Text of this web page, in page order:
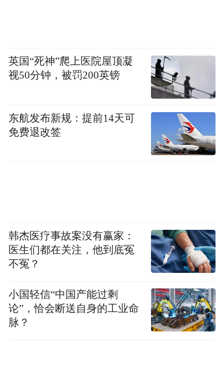
英国“死神”爬上医院屋顶凝
视50分钟，被罚200英镑
东航发布新规：提前14天可
免费退改签
韩杰医疗事故案没有赢家：
医生们都在关注，他到底冤
不冤？
小国轻信“中国产能过剩
论”，恰会断送自身的工业命
脉？